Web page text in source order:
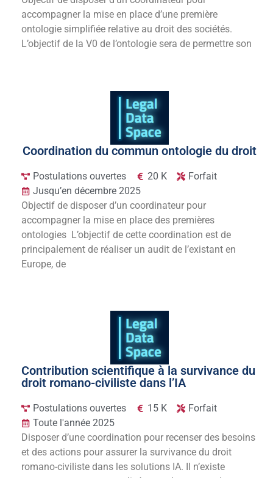
accompagner la mise en place d’une première
ontologie simplifiée relative au droit des sociétés.
L’objectif de la V0 de l’ontologie sera de permettre son
Coordination du commun ontologie du droit
Postulations ouvertes 20 K
Forfait
Jusqu’en décembre 2025
Objectif de disposer d’un coordinateur pour
accompagner la mise en place des premières
ontologies L’objectif de cette coordination est de
principalement de réaliser un audit de l’existant en
Europe, de
Contribution scientifique à la survivance du
droit romano-civiliste dans l’IA
Postulations ouvertes 15 K
Forfait
Toute l'année 2025
Disposer d’une coordination pour recenser des besoins
et des actions pour assurer la survivance du droit
romano-civiliste dans les solutions IA. Il n’existe